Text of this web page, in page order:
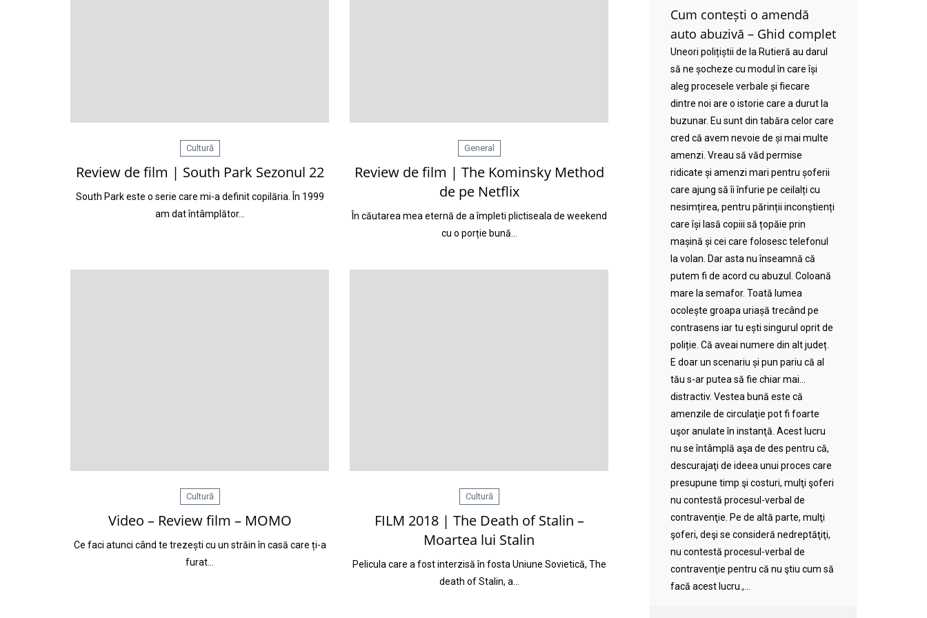
Cultură
Review de film | South Park Sezonul 22
South Park este o serie care mi-a definit copilăria. În 1999
am dat întâmplător…
General
Review de film | The Kominsky Method
de pe Netflix
În căutarea mea eternă de a împleti plictiseala de weekend
cu o porție bună…
Cultură
Video – Review film – MOMO
Ce faci atunci când te trezești cu un străin în casă care ți-a
furat…
Cultură
FILM 2018 | The Death of Stalin –
Moartea lui Stalin
Pelicula care a fost interzisă în fosta Uniune Sovietică, The
death of Stalin, a…
Cum contești o amendă
auto abuzivă – Ghid complet
Uneori polițiștii de la Rutieră au darul
să ne șocheze cu modul în care își
aleg procesele verbale și fiecare
dintre noi are o istorie care a durut la
buzunar. Eu sunt din tabăra celor care
cred că avem nevoie de și mai multe
amenzi. Vreau să văd permise
ridicate și amenzi mari pentru șoferii
care ajung să îi înfurie pe ceilalți cu
nesimțirea, pentru părinții inconștienți
care își lasă copiii să țopăie prin
mașină și cei care folosesc telefonul
la volan. Dar asta nu înseamnă că
putem fi de acord cu abuzul. Coloană
mare la semafor. Toată lumea
ocolește groapa uriașă trecând pe
contrasens iar tu ești singurul oprit de
poliție. Că aveai numere din alt județ.
E doar un scenariu și pun pariu că al
tău s-ar putea să fie chiar mai…
distractiv. Vestea bună este că
amenzile de circulaţie pot fi foarte
uşor anulate în instanţă. Acest lucru
nu se întâmplă aşa de des pentru că,
descurajaţi de ideea unui proces care
presupune timp şi costuri, mulţi şoferi
nu contestă procesul-verbal de
contravenţie. Pe de altă parte, mulţi
şoferi, deşi se consideră nedreptăţiţi,
nu contestă procesul-verbal de
contravenţie pentru că nu ştiu cum să
facă acest lucru.,...